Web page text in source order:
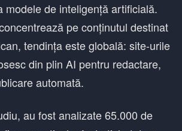
modele de inteligență artificială.
pe conținutul destinat
tendința este globală: site-urile
din plin AI pentru redactare,
automată.
au fost analizate 65.000 de